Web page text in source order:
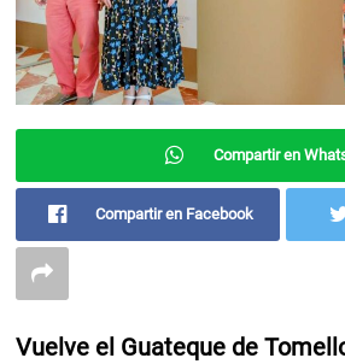
Compartir en
Compartir en Facebook
Vuelve el Guateque de